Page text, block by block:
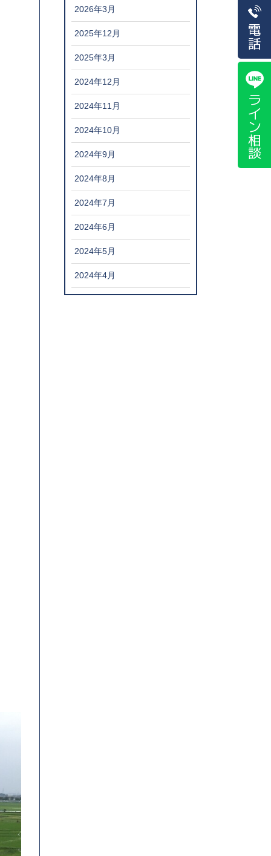
電話
ライン相談
2026年3月
2025年12月
2025年3月
2024年12月
2024年11月
2024年10月
2024年9月
2024年8月
2024年7月
2024年6月
2024年5月
2024年4月